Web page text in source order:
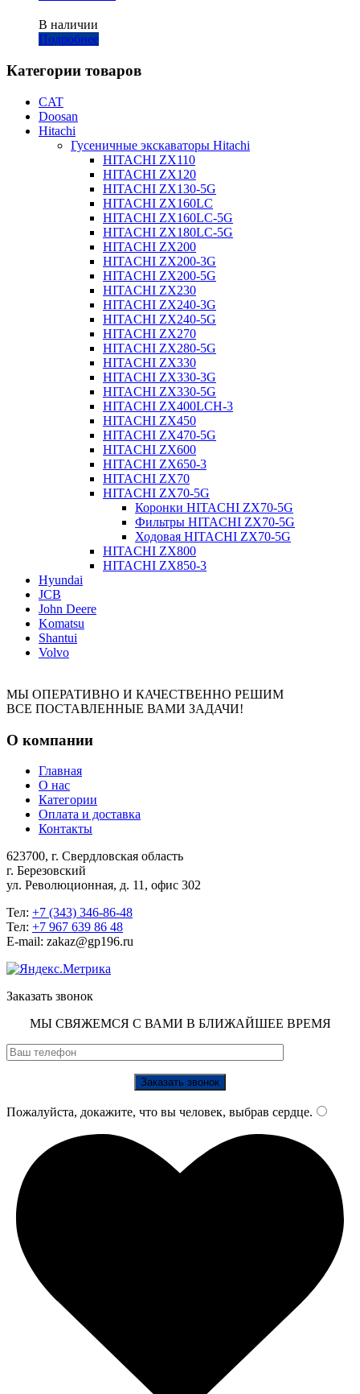
В наличии
Подробнее
Категории товаров
CAT
Doosan
Hitachi
Гусеничные экскаваторы Hitachi
HITACHI ZX110
HITACHI ZX120
HITACHI ZX130-5G
HITACHI ZX160LC
HITACHI ZX160LC-5G
HITACHI ZX180LC-5G
HITACHI ZX200
HITACHI ZX200-3G
HITACHI ZX200-5G
HITACHI ZX230
HITACHI ZX240-3G
HITACHI ZX240-5G
HITACHI ZX270
HITACHI ZX280-5G
HITACHI ZX330
HITACHI ZX330-3G
HITACHI ZX330-5G
HITACHI ZX400LCH-3
HITACHI ZX450
HITACHI ZX470-5G
HITACHI ZX600
HITACHI ZX650-3
HITACHI ZX70
HITACHI ZX70-5G
Коронки HITACHI ZX70-5G
Фильтры HITACHI ZX70-5G
Ходовая HITACHI ZX70-5G
HITACHI ZX800
HITACHI ZX850-3
Hyundai
JCB
John Deere
Komatsu
Shantui
Volvo
МЫ ОПЕРАТИВНО И КАЧЕСТВЕННО РЕШИМ
ВСЕ ПОСТАВЛЕННЫЕ ВАМИ ЗАДАЧИ!
О компании
Главная
О нас
Категории
Оплата и доставка
Контакты
623700, г. Свердловская область
г. Березовский
ул. Революционная, д. 11, офис 302
Тел: +7 (343) 346-86-48
Тел: +7 967 639 86 48
E-mail: zakaz@gp196.ru
Заказать звонок
МЫ СВЯЖЕМСЯ С ВАМИ В БЛИЖАЙШЕЕ ВРЕМЯ
Пожалуйста, докажите, что вы человек, выбрав сердце.